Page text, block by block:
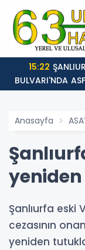
15:22
BULVARI'NDA
Anasayfa
Şanlıurfa eski
cezasının
yeniden